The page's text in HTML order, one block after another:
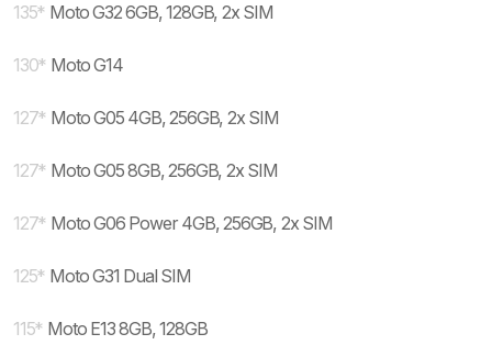
135* Moto G32 6GB, 128GB, 2x SIM
130* Moto G14
127* Moto G05 4GB, 256GB, 2x SIM
127* Moto G05 8GB, 256GB, 2x SIM
127* Moto G06 Power 4GB, 256GB, 2x SIM
125* Moto G31 Dual SIM
115* Moto E13 8GB, 128GB